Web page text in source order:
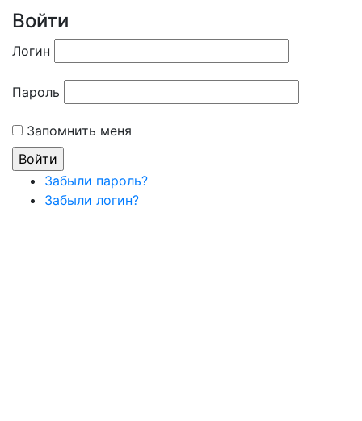
Войти
Логин
Пароль
Запомнить меня
Забыли пароль?
Забыли логин?